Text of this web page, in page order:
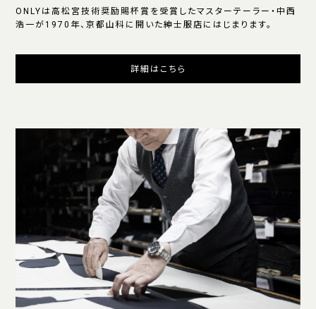
ONLYは高松宮技術奨励賜杯賞を受賞したマスターテーラー・中西
浩一が1970年、京都山科に開いた紳士服店にはじまります。
詳細はこちら